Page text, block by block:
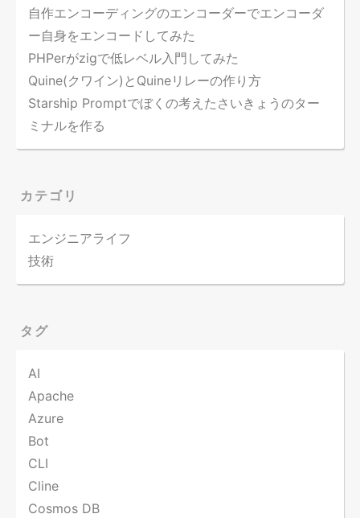
自作エンコーディングのエンコーダーでエンコーダ
ー自身をエンコードしてみた
PHPerがzigで低レベル入門してみた
Quine(クワイン)とQuineリレーの作り方
Starship Promptでぼくの考えたさいきょうのター
ミナルを作る
カテゴリ
エンジニアライフ
技術
タグ
AI
Apache
Azure
Bot
CLI
Cline
Cosmos DB